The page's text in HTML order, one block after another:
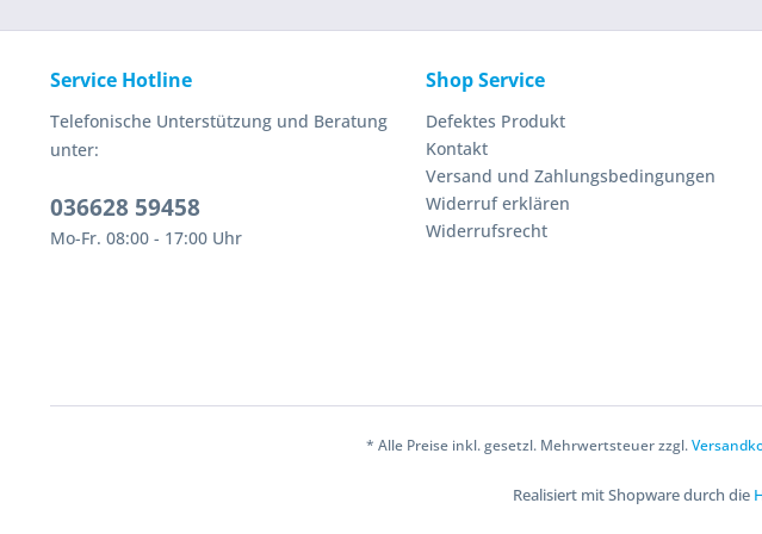
Service Hotline
Telefonische Unterstützung und Beratung
unter:
036628 59458
Mo-Fr. 08:00 - 17:00 Uhr
Shop Service
Defektes Produkt
Kontakt
Versand und Zahlungsbedingungen
Widerruf erklären
Widerrufsrecht
* Alle Preise inkl. gesetzl. Mehrwertsteuer zzgl.
Realisiert mit Shopware durch die